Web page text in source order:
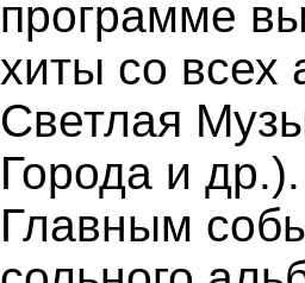
программе
хиты со всех
Светлая
Города и
Главным